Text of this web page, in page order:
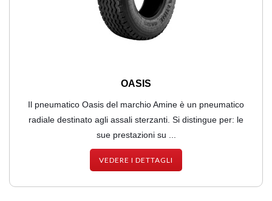
OASIS
Il pneumatico Oasis del marchio Amine è un pneumatico
radiale destinato agli assali sterzanti. Si distingue per: le
sue prestazioni su ...
VEDERE I DETTAGLI